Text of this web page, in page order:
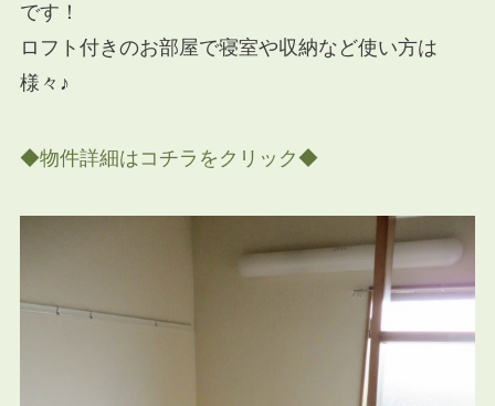
です！
ロフト付きのお部屋で寝室や収納など使い方は
様々♪
◆物件詳細はコチラをクリック◆